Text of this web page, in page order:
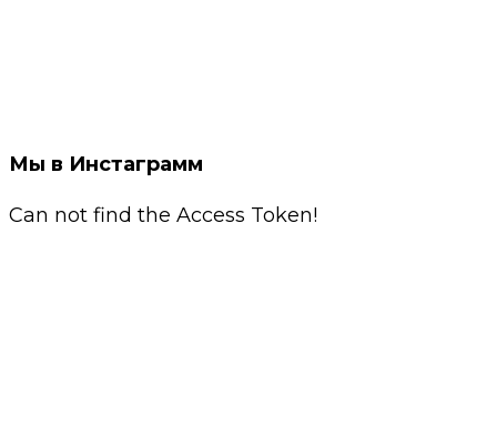
Мы в Инстаграмм
Can not find the Access Token!